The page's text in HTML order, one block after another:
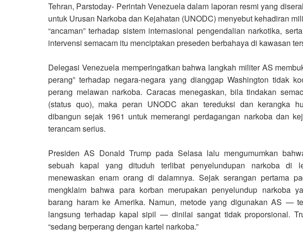
Tehran, Parstoday- Perintah Venezuela dalam laporan resmi yang
untuk Urusan Narkoba dan Kejahatan (UNODC) menyebut kehadiran
“ancaman” terhadap sistem internasional pengendalian narkotika,
intervensi semacam itu menciptakan preseden berbahaya di kawasan
Delegasi Venezuela memperingatkan bahwa langkah militer AS
perang” terhadap negara-negara yang dianggap Washington tidak
perang melawan narkoba. Caracas menegaskan, bila tindakan
(status quo), maka peran UNODC akan tereduksi dan kerangka
dibangun sejak 1961 untuk memerangi perdagangan narkoba dan
terancam serius.
Presiden AS Donald Trump pada Selasa lalu mengumumkan
sebuah kapal yang dituduh terlibat penyelundupan narkoba di
menewaskan enam orang di dalamnya. Sejak serangan pertama
mengklaim bahwa para korban merupakan penyelundup narkoba
barang haram ke Amerika. Namun, metode yang digunakan AS —
langsung terhadap kapal sipil — dinilai sangat tidak proporsional.
“sedang berperang dengan kartel narkoba.”